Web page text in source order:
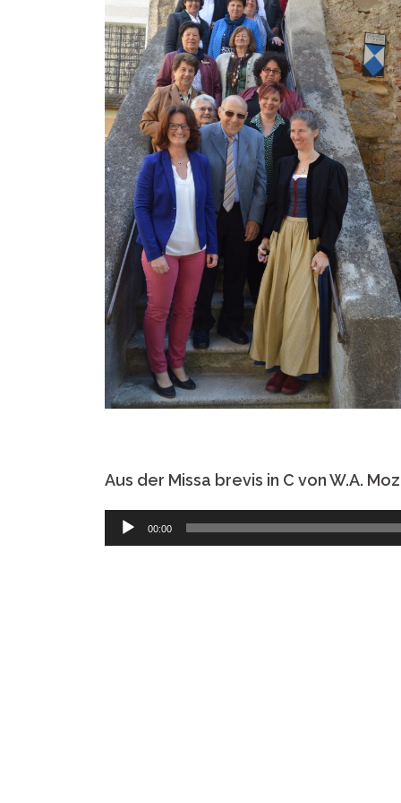
Aus der Missa brevis in C von W.A.
Audio-
Player
00:00